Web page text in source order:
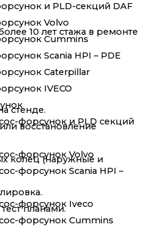
и PLD-секций DAF
Volvo
Cummins
Scania HPI – PDE
Caterpillar
IVECO
форсунок и PLD секций
форсунок Volvo
форсунок Scania HPI –
форсунок Iveco
форсунок Cummins
10 лет стажа в ремонте
стенде.
восстановление
колец (наружные и
планами.